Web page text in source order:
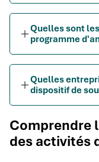
Quelles sont
programme
Quelles
dispositif de
Comprendre
des activités